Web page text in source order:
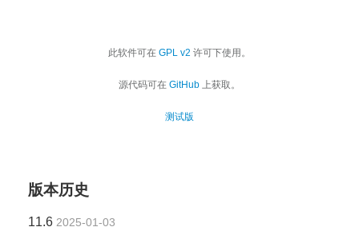
此软件可在 GPL v2 许可下使用。
源代码可在 GitHub 上获取。
测试版
版本历史
11.6 2025-01-03